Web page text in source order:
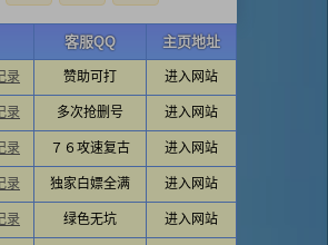
客服QQ 主页地址
录 赞助可打 进入网站
录 多次抢删号 进入网站
录 ７６攻速复古 进入网站
录 独家白嫖全满 进入网站
录 绿色无坑 进入网站